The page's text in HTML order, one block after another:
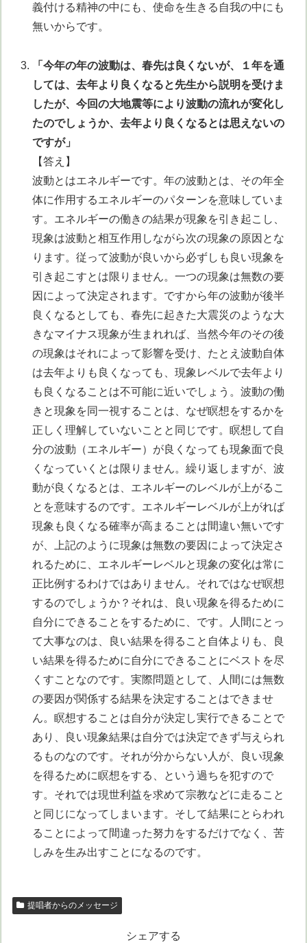
義付ける精神の中にも、使命を生きる自我の中にも
無いからです。
「今年の年の波動は、春先は良くないが、１年を通
しては、去年より良くなると先生から説明を受けま
したが、今回の大地震等により波動の流れが変化し
たのでしょうか、去年より良くなるとは思えないの
ですが」
【答え】
波動とはエネルギーです。年の波動とは、その年全
体に作用するエネルギーのパターンを意味していま
す。エネルギーの働きの結果が現象を引き起こし、
現象は波動と相互作用しながら次の現象の原因とな
ります。従って波動が良いから必ずしも良い現象を
引き起こすとは限りません。一つの現象は無数の要
因によって決定されます。ですから年の波動が後半
良くなるとしても、春先に起きた大震災のような大
きなマイナス現象が生まれれば、当然今年のその後
の現象はそれによって影響を受け、たとえ波動自体
は去年よりも良くなっても、現象レベルで去年より
も良くなることは不可能に近いでしょう。波動の働
きと現象を同一視することは、なぜ瞑想をするかを
正しく理解していないことと同じです。瞑想して自
分の波動（エネルギー）が良くなっても現象面で良
くなっていくとは限りません。繰り返しますが、波
動が良くなるとは、エネルギーのレベルが上がるこ
とを意味するのです。エネルギーレベルが上がれば
現象も良くなる確率が高まることは間違い無いです
が、上記のように現象は無数の要因によって決定さ
れるために、エネルギーレベルと現象の変化は常に
正比例するわけではありません。それではなぜ瞑想
するのでしょうか？それは、良い現象を得るために
自分にできることをするために、です。人間にとっ
て大事なのは、良い結果を得ること自体よりも、良
い結果を得るために自分にできることにベストを尽
くすことなのです。実際問題として、人間には無数
の要因が関係する結果を決定することはできませ
ん。瞑想することは自分が決定し実行できることで
あり、良い現象結果は自分では決定できず与えられ
るものなのです。それが分からない人が、良い現象
を得るために瞑想をする、という過ちを犯すので
す。それでは現世利益を求めて宗教などに走ること
と同じになってしまいます。そして結果にとらわれ
ることによって間違った努力をするだけでなく、苦
しみを生み出すことになるのです。
提唱者からのメッセージ
シェアする